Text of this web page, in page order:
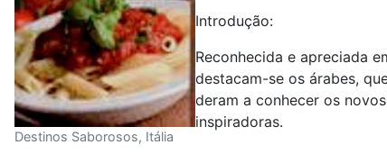
Destinos Saborosos, Itália
Introdução:
Reconhecida e apreciada
destacam-se os árabes,
deram a conhecer os
inspiradoras.